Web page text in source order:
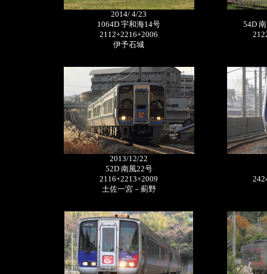
2014/ 4/23
1064D 宇和海14号
2112+2216+2006
伊予石城
54D
2013/12/22
52D 南風22号
2116+2213+2009
土佐一宮－薊野